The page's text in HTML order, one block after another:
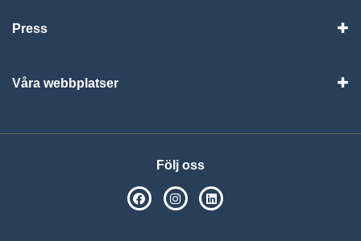
Press
Våra webbplatser
Följ oss
SPSM på Facebook
SPSM på Instagram